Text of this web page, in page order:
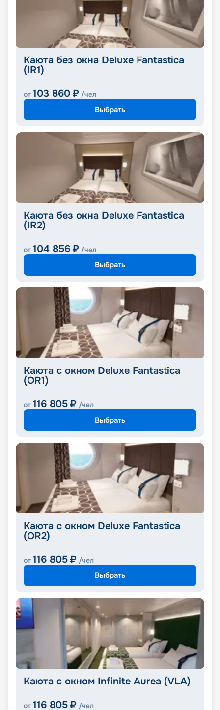
Каюта без окна Deluxe Fantastica
(IR1)
от 103 860 ₽ /чел
Выбрать
Каюта без окна Deluxe Fantastica
(IR2)
от 104 856 ₽ /чел
Выбрать
Каюта с окном Deluxe Fantastica
(OR1)
от 116 805 ₽ /чел
Выбрать
Каюта с окном Deluxe Fantastica
(OR2)
от 116 805 ₽ /чел
Выбрать
Каюта с окном Infinite Aurea (VLA)
от 116 805 ₽ /чел